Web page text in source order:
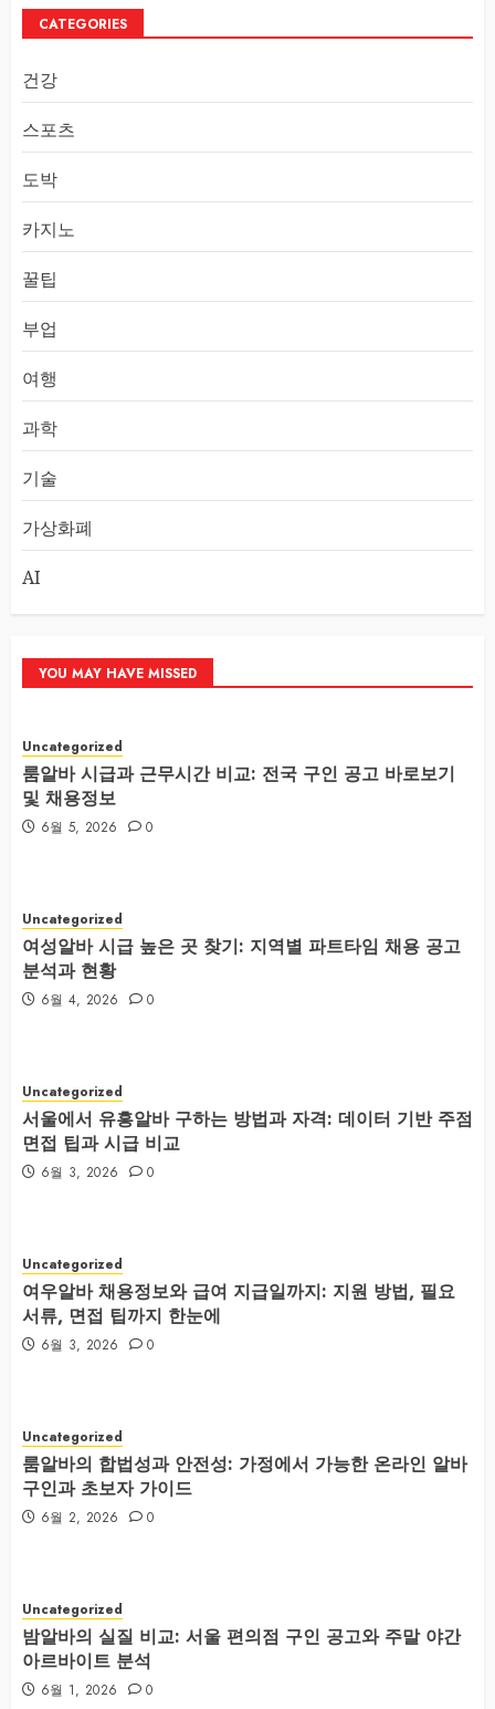
CATEGORIES
건강
스포츠
도박
카지노
꿀팁
부업
여행
과학
기술
가상화폐
AI
YOU MAY HAVE MISSED
Uncategorized
룸알바 시급과 근무시간 비교: 전국 구인 공고 바로보기
및 채용정보
6월 5, 2026 0
Uncategorized
여성알바 시급 높은 곳 찾기: 지역별 파트타임 채용 공고
분석과 현황
6월 4, 2026 0
Uncategorized
서울에서 유흥알바 구하는 방법과 자격: 데이터 기반 주점
면접 팁과 시급 비교
6월 3, 2026 0
Uncategorized
여우알바 채용정보와 급여 지급일까지: 지원 방법, 필요
서류, 면접 팁까지 한눈에
6월 3, 2026 0
Uncategorized
룸알바의 합법성과 안전성: 가정에서 가능한 온라인 알바
구인과 초보자 가이드
6월 2, 2026 0
Uncategorized
밤알바의 실질 비교: 서울 편의점 구인 공고와 주말 야간
아르바이트 분석
6월 1, 2026 0